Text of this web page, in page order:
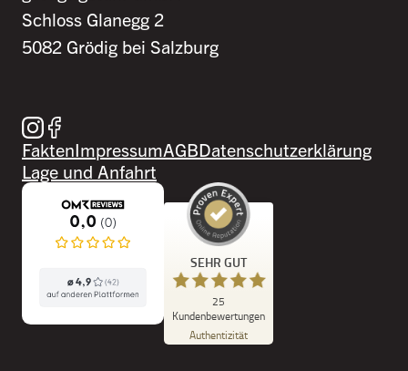
Schloss Glanegg 2
5082 Grödig bei Salzburg
Besuche uns auf Instagram
Besuche uns auf Facebook
FaktenImpressumAGBDatenschutzerklärung
Lage und Anfahrt